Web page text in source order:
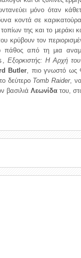
μόνο όταν
κοντά σε
της και το μεράκι
κρύβουν τον
από τη μια
, Εξορκιστής: Η Αρχή
Butler, πιο γνωστό ως
δεύτερο Tomb Raider,
βασιλιά Λεωνίδα του,